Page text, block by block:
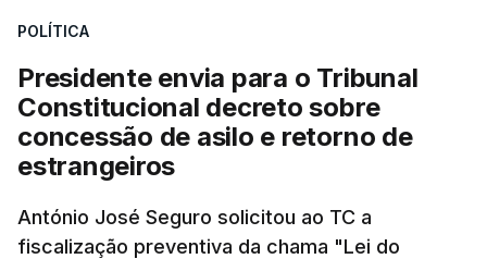
sistema mais simples, mais justo e transparente".
"Sempre que seja possível reduzir burocracias,
eliminar sobreposições e garantir que os apoios
chegam a quem mais necessita, estaremos a dar
um passo na direção certa", argumenta o
Presidente da República.
POLÍTICA
Presidente envia para o Tribunal
Constitucional decreto sobre
concessão de asilo e retorno de
estrangeiros
António José Seguro solicitou ao TC a
fiscalização preventiva da chama "Lei do